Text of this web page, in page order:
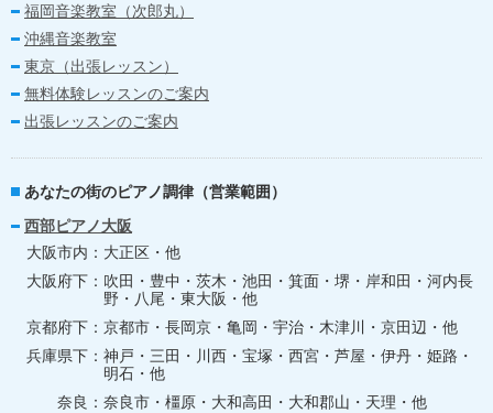
福岡音楽教室（次郎丸）
沖縄音楽教室
東京（出張レッスン）
無料体験レッスンのご案内
出張レッスンのご案内
あなたの街のピアノ調律（営業範囲）
西部ピアノ大阪
大阪市内
大正区・他
大阪府下
吹田・豊中・茨木・池田・箕面・堺・岸和田・河内長
野・八尾・東大阪・他
京都府下
京都市・長岡京・亀岡・宇治・木津川・京田辺・他
兵庫県下
神戸・三田・川西・宝塚・西宮・芦屋・伊丹・姫路・
明石・他
奈良
奈良市・橿原・大和高田・大和郡山・天理・他